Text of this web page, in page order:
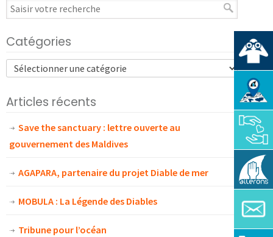
Catégories
Articles récents
Save the sanctuary : lettre ouverte au
gouvernement des Maldives
AGAPARA, partenaire du projet Diable de mer
MOBULA : La Légende des Diables
Tribune pour l’océan